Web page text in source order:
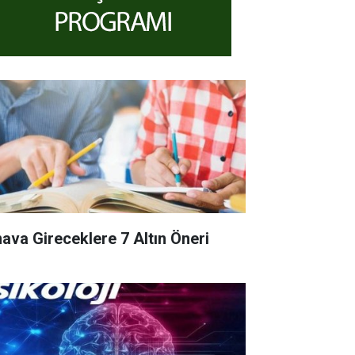
Gireceklere 7 Altın Öneri